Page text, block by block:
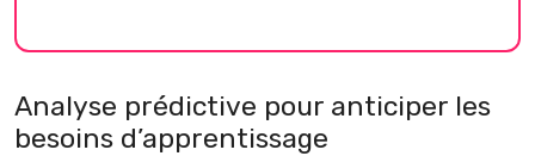
Analyse prédictive pour anticiper les
besoins d’apprentissage